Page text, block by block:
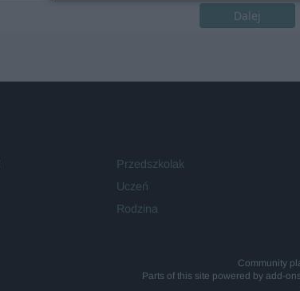
Dalej
Przedszkolak
Uczeń
Rodzina
Community
Parts of this site powered by add-